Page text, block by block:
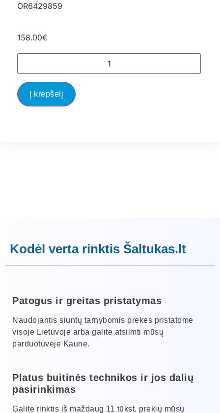
OR6429859
158.00€
Į krepšelį
Kodėl verta rinktis Šaltukas.lt
Patogus ir greitas pristatymas
Naudojantis siuntų tarnybomis prekes pristatome
visoje Lietuvoje arba galite atsiimti mūsų
parduotuvėje Kaune.
Platus buitinės technikos ir jos dalių
pasirinkimas
Galite rinktis iš maždaug 11 tūkst. prekių mūsų